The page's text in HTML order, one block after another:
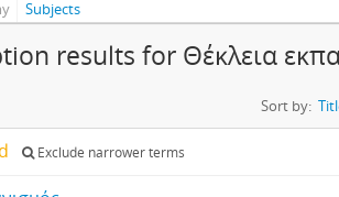
Subjects
results for Θέκλεια
Sort by:
Exclude narrower terms